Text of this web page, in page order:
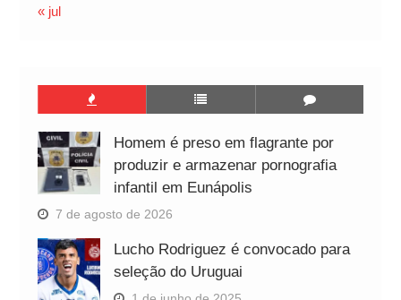
« jul
Homem é preso em flagrante por
produzir e armazenar pornografia
infantil em Eunápolis
7 de agosto de 2026
Lucho Rodriguez é convocado para
seleção do Uruguai